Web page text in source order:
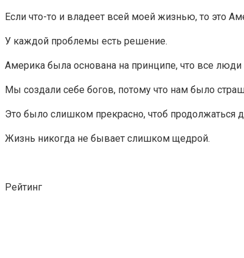
Если что-то и владеет всей моей жизнью, то это
У каждой проблемы есть решение.
Америка была основана на принципе, что все
Мы создали себе богов, потому что нам было
Это было слишком прекрасно, чтоб продолжаться
Жизнь никогда не бывает слишком щедрой.
Рейтинг